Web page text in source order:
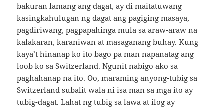
bakuran lamang ang dagat, ay di maitatuwang
kasingkahulugan ng dagat ang pagiging masaya,
pagdiriwang, pagpapahinga mula sa araw-araw na
kalakaran, karaniwan at masaganang buhay. Kung
kaya’t hinanap ko ito bago pa man napanatag ang
loob ko sa Switzerland. Ngunit nabigo ako sa
paghahanap na ito. Oo, maraming anyong-tubig sa
Switzerland subalit wala ni isa man sa mga ito ay
tubig-dagat. Lahat ng tubig sa lawa at ilog ay